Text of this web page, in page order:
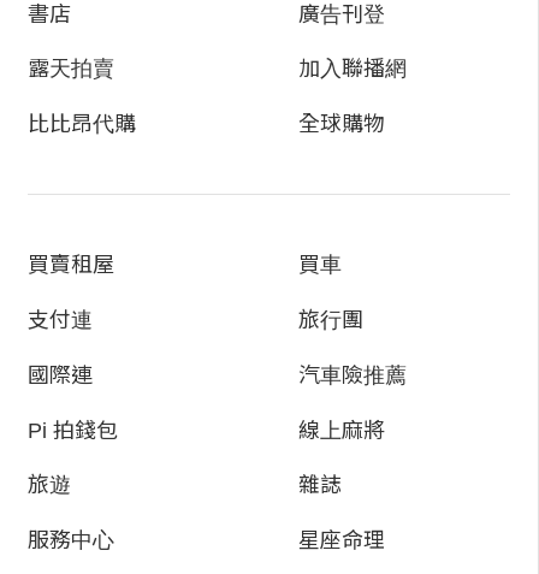
書店
露天拍賣
比比昂代購
廣告刊登
加入聯播網
全球購物
買賣租屋
支付連
國際連
Pi 拍錢包
旅遊
服務中心
買車
旅行團
汽車險推薦
線上麻將
雜誌
星座命理